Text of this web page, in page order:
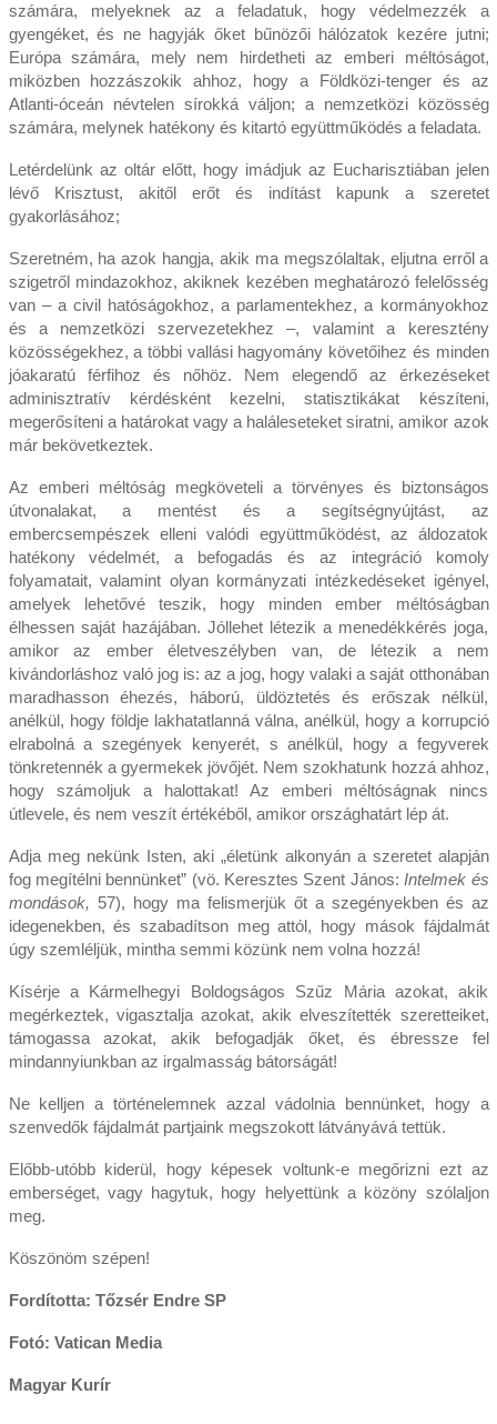
számára, melyeknek az a feladatuk, hogy védelmezzék a
gyengéket, és ne hagyják őket bűnözői hálózatok kezére jutni;
Európa számára, mely nem hirdetheti az emberi méltóságot,
miközben hozzászokik ahhoz, hogy a Földközi-tenger és az
Atlanti-óceán névtelen sírokká váljon; a nemzetközi közösség
számára, melynek hatékony és kitartó együttműködés a feladata.
Letérdelünk az oltár előtt, hogy imádjuk az Eucharisztiában jelen
lévő Krisztust, akitől erőt és indítást kapunk a szeretet
gyakorlásához;
Szeretném, ha azok hangja, akik ma megszólaltak, eljutna erről a
szigetről mindazokhoz, akiknek kezében meghatározó felelősség
van – a civil hatóságokhoz, a parlamentekhez, a kormányokhoz
és a nemzetközi szervezetekhez –, valamint a keresztény
közösségekhez, a többi vallási hagyomány követőihez és minden
jóakaratú férfihoz és nőhöz. Nem elegendő az érkezéseket
adminisztratív kérdésként kezelni, statisztikákat készíteni,
megerősíteni a határokat vagy a haláleseteket siratni, amikor azok
már bekövetkeztek.
Az emberi méltóság megköveteli a törvényes és biztonságos
útvonalakat, a mentést és a segítségnyújtást, az
embercsempészek elleni valódi együttműködést, az áldozatok
hatékony védelmét, a befogadás és az integráció komoly
folyamatait, valamint olyan kormányzati intézkedéseket igényel,
amelyek lehetővé teszik, hogy minden ember méltóságban
élhessen saját hazájában. Jóllehet létezik a menedékkérés joga,
amikor az ember életveszélyben van, de létezik a nem
kivándorláshoz való jog is: az a jog, hogy valaki a saját otthonában
maradhasson éhezés, háború, üldöztetés és erőszak nélkül,
anélkül, hogy földje lakhatatlanná válna, anélkül, hogy a korrupció
elrabolná a szegények kenyerét, s anélkül, hogy a fegyverek
tönkretennék a gyermekek jövőjét. Nem szokhatunk hozzá ahhoz,
hogy számoljuk a halottakat! Az emberi méltóságnak nincs
útlevele, és nem veszít értékéből, amikor országhatárt lép át.
Adja meg nekünk Isten, aki „életünk alkonyán a szeretet alapján
fog megítélni bennünket” (vö. Keresztes Szent János:Intelmek és
mondások, 57), hogy ma felismerjük őt a szegényekben és az
idegenekben, és szabadítson meg attól, hogy mások fájdalmát
úgy szemléljük, mintha semmi közünk nem volna hozzá!
Kísérje a Kármelhegyi Boldogságos Szűz Mária azokat, akik
megérkeztek, vigasztalja azokat, akik elveszítették szeretteiket,
támogassa azokat, akik befogadják őket, és ébressze fel
mindannyiunkban az irgalmasság bátorságát!
Ne kelljen a történelemnek azzal vádolnia bennünket, hogy a
szenvedők fájdalmát partjaink megszokott látványává tettük.
Előbb-utóbb kiderül, hogy képesek voltunk-e megőrizni ezt az
emberséget, vagy hagytuk, hogy helyettünk a közöny szólaljon
meg.
Köszönöm szépen!
Fordította: Tőzsér Endre SP
Fotó: Vatican Media
Magyar Kurír